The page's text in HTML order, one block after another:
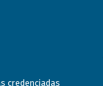
credenciadas